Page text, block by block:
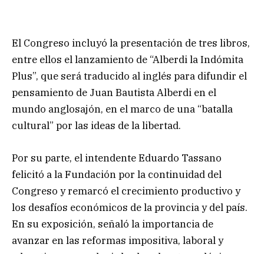
El Congreso incluyó la presentación de tres libros,
entre ellos el lanzamiento de “Alberdi la Indómita
Plus”, que será traducido al inglés para difundir el
pensamiento de Juan Bautista Alberdi en el
mundo anglosajón, en el marco de una “batalla
cultural” por las ideas de la libertad.
Por su parte, el intendente Eduardo Tassano
felicitó a la Fundación por la continuidad del
Congreso y remarcó el crecimiento productivo y
los desafíos económicos de la provincia y del país.
En su exposición, señaló la importancia de
avanzar en las reformas impositiva, laboral y